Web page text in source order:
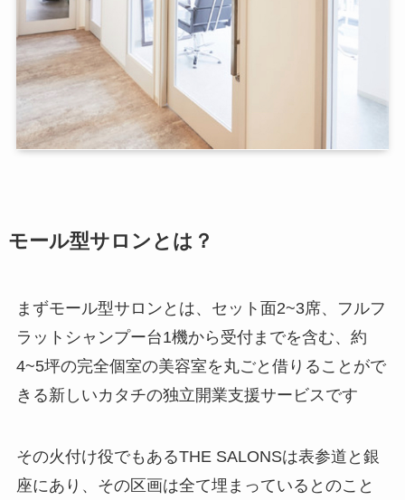
モール型サロンとは？
まずモール型サロンとは、セット面2~3席、フルフ
ラットシャンプー台1機から受付までを含む、約
4~5坪の完全個室の美容室を丸ごと借りることがで
きる新しいカタチの独立開業支援サービスです
その火付け役でもあるTHE SALONSは表参道と銀
座にあり、その区画は全て埋まっているとのこと